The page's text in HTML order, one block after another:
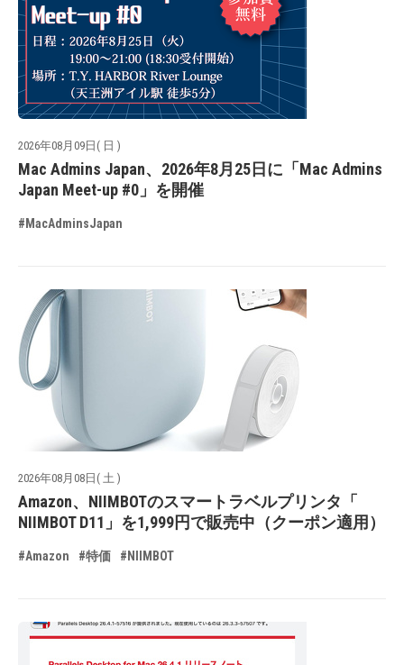
2026年08月09日( 日 )
Mac Admins Japan、2026年8月25日に「Mac Admins
Japan Meet-up #0」を開催
#MacAdminsJapan
2026年08月08日( 土 )
Amazon、NIIMBOTのスマートラベルプリンタ「
NIIMBOT D11」を1,999円で販売中（クーポン適用）
#Amazon #特価 #NIIMBOT